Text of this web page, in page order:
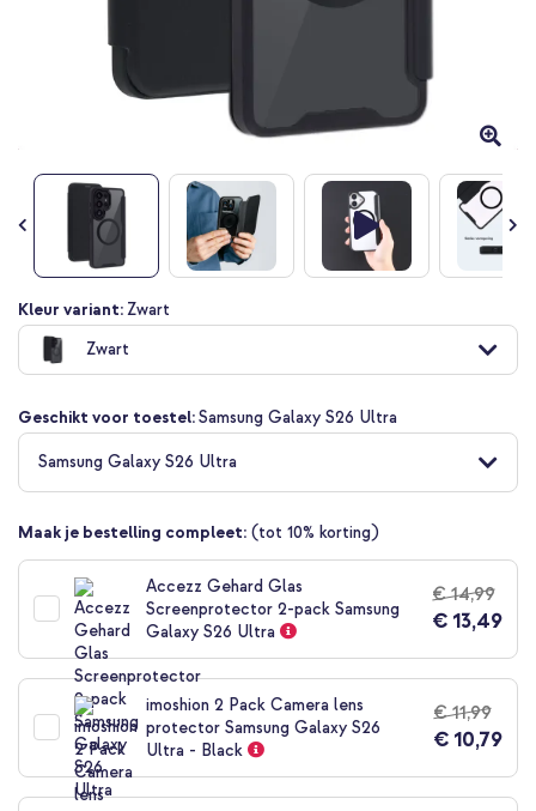
Ga
naar
begin
de
afbeeldingen-
gallerij
Kleur variant:Zwart
Zwart
Geschikt voor toestel:Samsung Galaxy S26 Ultra
Samsung Galaxy S26 Ultra
Maak je bestelling compleet: (tot 10% korting)
Accezz Gehard Glas
Screenprotector 2-pack Samsung
Galaxy S26 Ultra
€ 14,99
€ 13,49
imoshion 2 Pack Camera lens
protector Samsung Galaxy S26
Ultra - Black
€ 11,99
€ 10,79